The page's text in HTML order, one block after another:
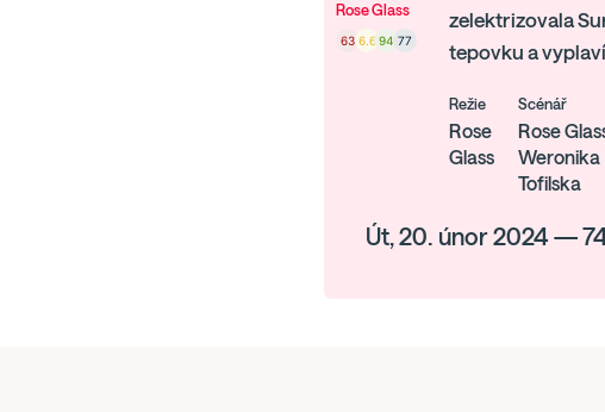
Rose Glass
63 6.6 94 77
zelektrizovala
tepovku a
Režie
Rose
Glass
Scénář
Rose
Weronika
Tofilska
Út, 20. únor 2024 —